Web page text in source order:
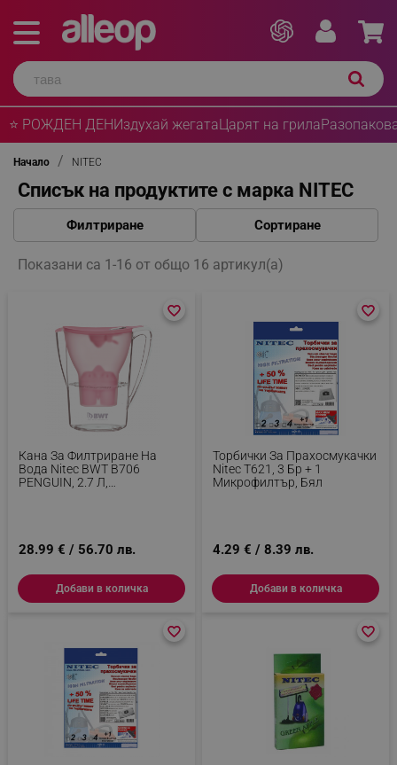
⭐ РОЖДЕН ДЕНИздухай жегатаЦарят на грила
Начало NITEC
Списък на продуктите с марка NITEC
Филтриране Сортиране
Показани са 1-16 от общо 16 артикул(а)
Кана За Филтриране На
Вода Nitec BWT В706
PENGUIN, 2.7 Л,
28.99 € / 56.70 лв.
favorite_border
favorite_border
Добави в количка
Торбички За Прахосмукачки
Nitec Т621, 3 Бр + 1
Микрофилтър, Бял
4.29 € / 8.39 лв.
favorite_border
favorite_border
Добави в количка
favorite_border
favorite_border favorite_border
favorite_border